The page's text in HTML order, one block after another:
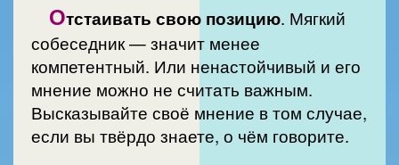
Отстаивать свою позицию. Мягкий
собеседник — значит менее
компетентный. Или ненастойчивый и его
мнение можно не считать важным.
Высказывайте своё мнение в том случае,
если вы твёрдо знаете, о чём говорите.